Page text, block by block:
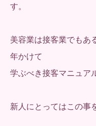
す。
美容業は接客業でもあ
年かけて
学ぶべき接客マニュア
新人にとってはこの事